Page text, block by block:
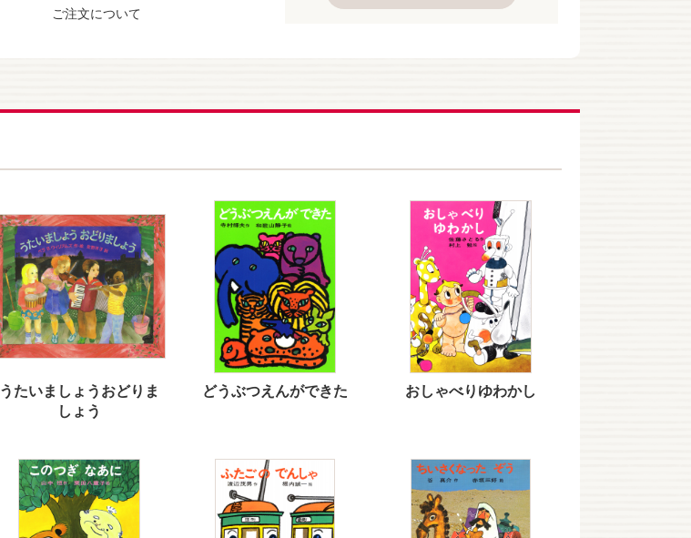
ご注文について
うたいましょうおどりま
しょう
どうぶつえんができた おしゃべりゆわかし